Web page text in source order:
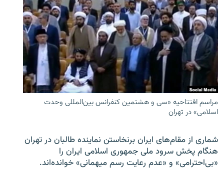
مراسم افتتاحیه «سی و هشتمین کنفرانس بین‌المللی وحدت
اسلامی» در تهران
شماری از مقام‌های ایران برنخاستن نماینده طالبان در تهران
هنگام پخش سرود ملی جمهوری اسلامی ایران را
«بی‌احترامی» و «عدم رعایت رسم میهمانی» خوانده‌اند.